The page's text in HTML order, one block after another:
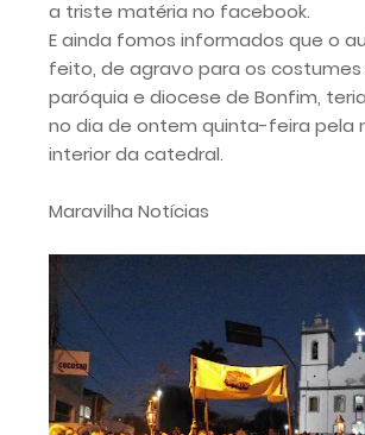
a triste matéria no facebook.
E ainda fomos informados que o
feito, de agravo para os
paróquia e diocese de Bonfim,
no dia de ontem quinta-feira pela
interior da catedral.
Maravilha Notícias